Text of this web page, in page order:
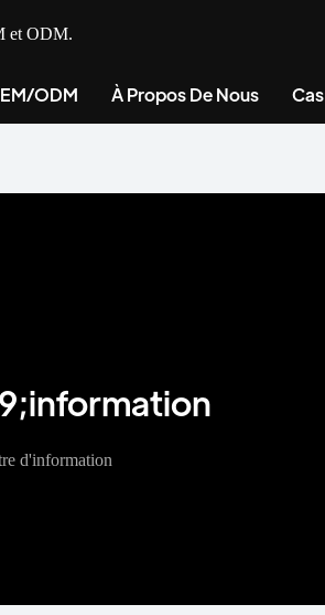
et ODM.
ODM À Propos De Nous Cas
d'information